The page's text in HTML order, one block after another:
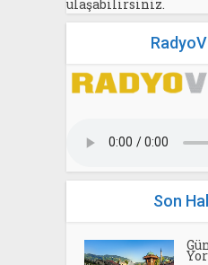
ulaşabilirsiniz.
Son